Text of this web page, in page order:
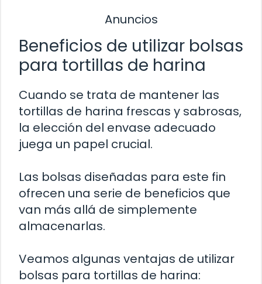
Anuncios
Beneficios de utilizar bolsas
para tortillas de harina
Cuando se trata de mantener las
tortillas de harina frescas y sabrosas,
la elección del envase adecuado
juega un papel crucial.
Las bolsas diseñadas para este fin
ofrecen una serie de beneficios que
van más allá de simplemente
almacenarlas.
Veamos algunas ventajas de utilizar
bolsas para tortillas de harina: